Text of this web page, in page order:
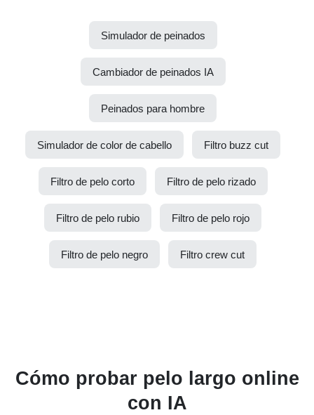
Simulador de peinados
Cambiador de peinados IA
Peinados para hombre
Simulador de color de cabello Filtro buzz cut
Filtro de pelo corto Filtro de pelo rizado
Filtro de pelo rubio Filtro de pelo rojo
Filtro de pelo negro Filtro crew cut
Cómo probar pelo largo online
con IA